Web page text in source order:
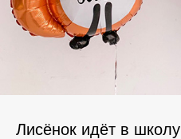
Лисёнок идёт в школу